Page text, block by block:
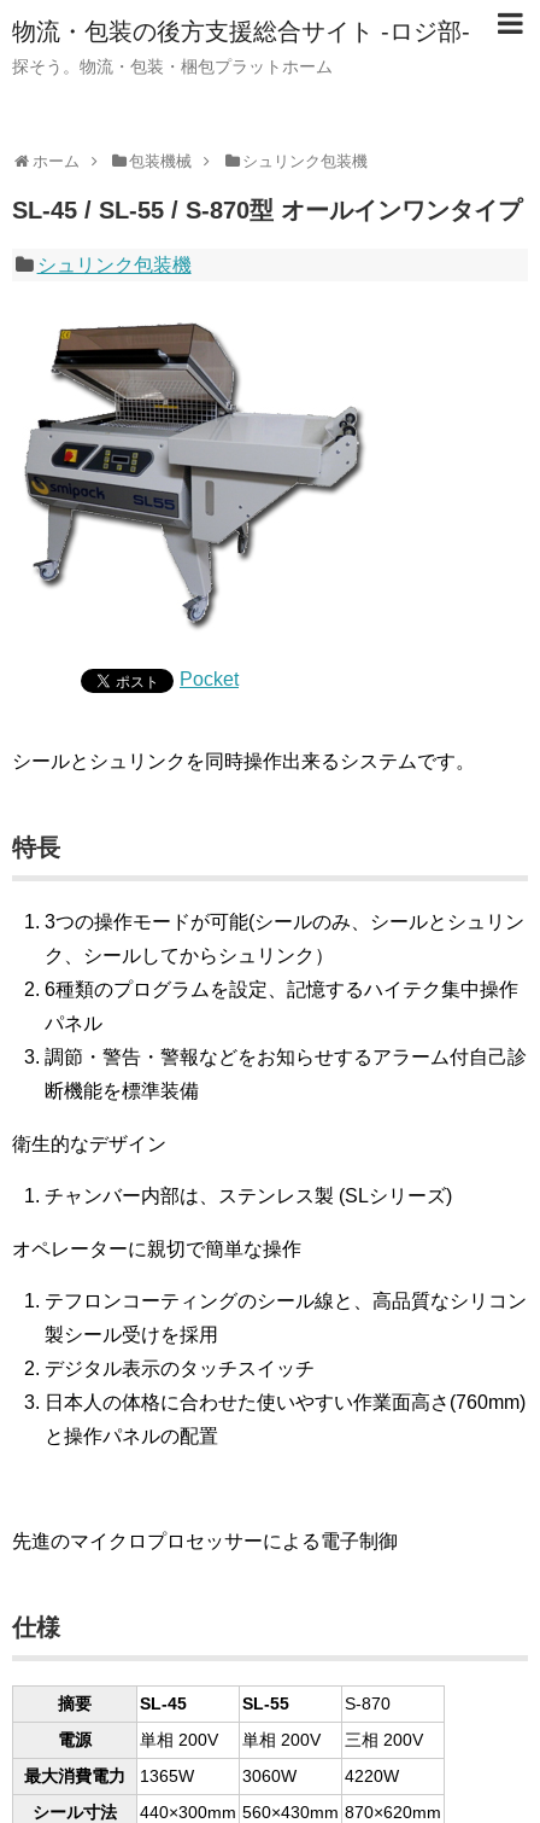
物流・包装の後方支援総合サイト -ロジ部-
探そう。物流・包装・梱包プラットホーム
ホーム 包装機械 シュリンク包装機
SL-45 / SL-55 / S-870型 オールインワンタイプ
シュリンク包装機
Pocket
シールとシュリンクを同時操作出来るシステムです。
特長
3つの操作モードが可能(シールのみ、シールとシュリン
ク、シールしてからシュリンク）
6種類のプログラムを設定、記憶するハイテク集中操作
パネル
調節・警告・警報などをお知らせするアラーム付自己診
断機能を標準装備
衛生的なデザイン
チャンバー内部は、ステンレス製 (SLシリーズ)
オペレーターに親切で簡単な操作
テフロンコーティングのシール線と、高品質なシリコン
製シール受けを採用
デジタル表示のタッチスイッチ
日本人の体格に合わせた使いやすい作業面高さ(760mm)
と操作パネルの配置
先進のマイクロプロセッサーによる電子制御
仕様
摘要 SL-45 SL-55
S-870
電源
単相 200V 単相 200V
三相 200V
最大消費電力
1365W 3060W
4220W
シール寸法
440×300mm 560×430mm 870×620mm